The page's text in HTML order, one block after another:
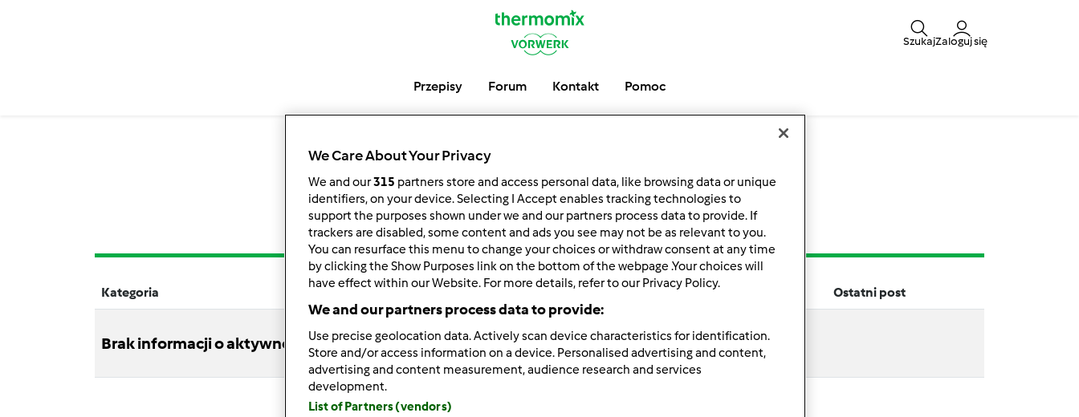
SzukajZaloguj się
Przepisy Forum Kontakt Pomoc
Ostatnie Posty
Kategoria Tytuł Autor Odpowiedzi Ostatni post
Brak informacji o aktywnościach
We Care About Your Privacy
We and our315 partners store and access personal data, like browsing data or unique
identifiers, on your device. Selecting I Accept enables tracking technologies to
support the purposes shown under we and our partners process data to provide. If
trackers are disabled, some content and ads you see may not be as relevant to you.
You can resurface this menu to change your choices or withdraw consent at any time
by clicking the Show Purposes link on the bottom of the webpage .Your choices will
have effect within our Website. For more details, refer to our Privacy Policy.
We and our partners process data to provide:
Use precise geolocation data. Actively scan device characteristics for identification.
Store and/or access information on a device. Personalised advertising and content,
advertising and content measurement, audience research and services
development.
List of Partners (vendors)